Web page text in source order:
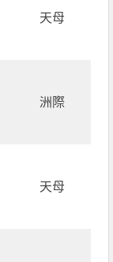
天母
洲際
天母